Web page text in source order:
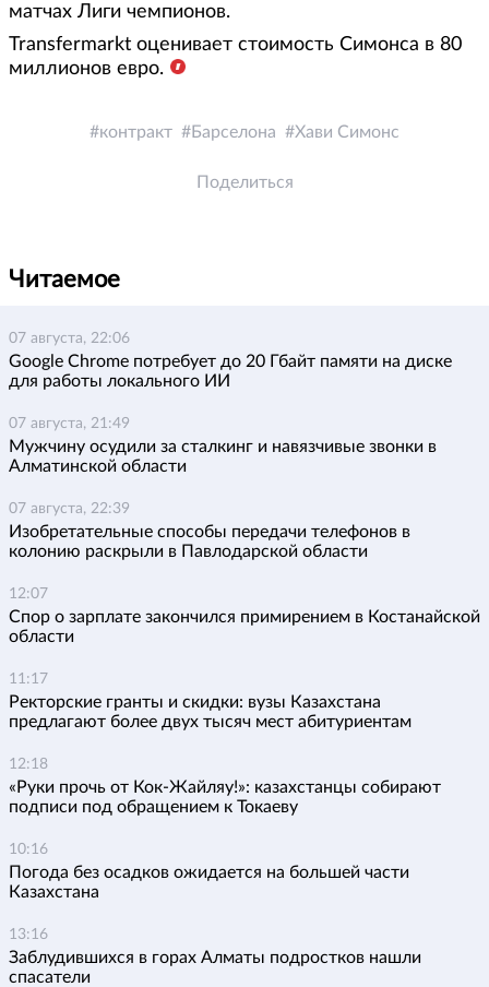
матчах Лиги чемпионов.
Transfermarkt оценивает стоимость Симонса в 80
миллионов евро.
контракт Барселона Хави Симонс
Поделиться
Читаемое
07 августа, 22:06
Google Chrome потребует до 20 Гбайт памяти на диске
для работы локального ИИ
07 августа, 21:49
Мужчину осудили за сталкинг и навязчивые звонки в
Алматинской области
07 августа, 22:39
Изобретательные способы передачи телефонов в
колонию раскрыли в Павлодарской области
12:07
Спор о зарплате закончился примирением в Костанайской
области
11:17
Ректорские гранты и скидки: вузы Казахстана
предлагают более двух тысяч мест абитуриентам
12:18
«Руки прочь от Кок-Жайляу!»: казахстанцы собирают
подписи под обращением к Токаеву
10:16
Погода без осадков ожидается на большей части
Казахстана
13:16
Заблудившихся в горах Алматы подростков нашли
спасатели